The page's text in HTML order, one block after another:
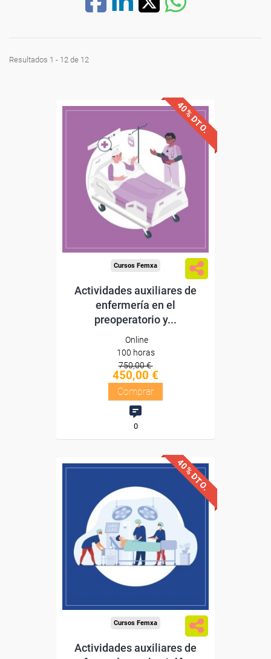
Resultados 1 - 12 de 12
40% DTO.
Descuentos especiales
Sin requisitos de acceso
Diploma
Compra segura
Cursos Femxa
Actividades auxiliares de
enfermería en el
preoperatorio y...
Online
100 horas
750,00 €
450,00 €
Comprar
0
40% DTO.
Descuentos especiales
Sin requisitos de acceso
Diploma
Cursos Femxa
Actividades auxiliares de